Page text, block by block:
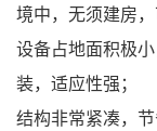
境中，无须建房
设备占地面积极
装，适应性强；
结构非常紧凑，节